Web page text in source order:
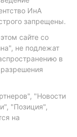
ИнА
запрещены.
сайте со
не подлежат
в
"Новости
"Позиция",
на